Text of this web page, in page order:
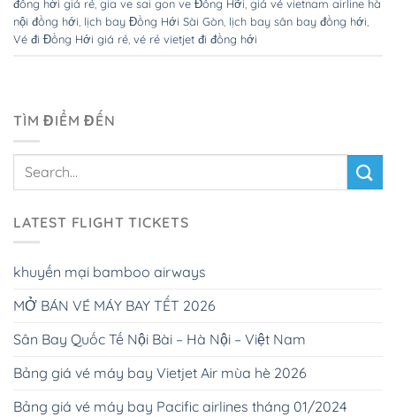
đồng hới giá rẻ gia ve sai gon ve Đồng Hỡi giá vé vietnam airline hà
nội đồng hới lịch bay Đồng Hới Sài Gòn lịch bay sân bay đồng hới
Vé đi Đồng Hới giá rẻ vé rẻ vietjet đi đồng hới
TÌM ĐIỂM ĐẾN
LATEST FLIGHT TICKETS
khuyến mại bamboo airways
MỞ BÁN VÉ MÁY BAY TẾT 2026
Sân Bay Quốc Tế Nội Bài – Hà Nội – Việt Nam
Bảng giá vé máy bay Vietjet Air mùa hè 2026
Bảng giá vé máy bay Pacific airlines tháng 01/2024